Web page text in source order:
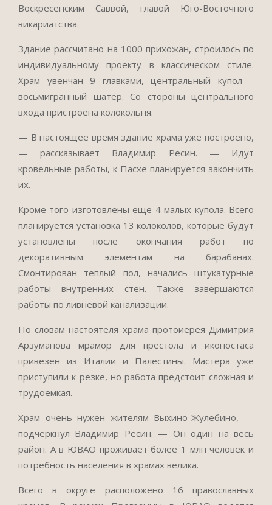
Воскресенским Саввой, главой Юго-Восточного
викариатства.
Здание рассчитано на 1000 прихожан, строилось по
индивидуальному проекту в классическом стиле.
Храм увенчан 9 главками, центральный купол –
восьмигранный шатер. Со стороны центрального
входа пристроена колокольня.
— В настоящее время здание храма уже построено,
— рассказывает Владимир Ресин. — Идут
кровельные работы, к Пасхе планируется закончить
их.
Кроме того изготовлены еще 4 малых купола. Всего
планируется установка 13 колоколов, которые будут
установлены после окончания работ по
декоративным элементам на барабанах.
Смонтирован теплый пол, начались штукатурные
работы внутренних стен. Также завершаются
работы по ливневой канализации.
По словам настоятеля храма протоиерея Димитрия
Арзуманова мрамор для престола и иконостаса
привезен из Италии и Палестины. Мастера уже
приступили к резке, но работа предстоит сложная и
трудоемкая.
Храм очень нужен жителям Выхино-Жулебино, —
подчеркнул Владимир Ресин. — Он один на весь
район. А в ЮВАО проживает более 1 млн человек и
потребность населения в храмах велика.
Всего в округе расположено 16 православных